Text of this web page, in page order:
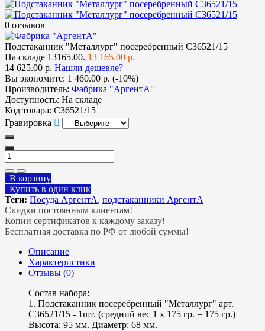
0 отзывов
Подстаканник "Металлург" посеребренный С36521/15
На складе 13165.00. 13 165.00 р.
14 625.00 р. Нашли дешевле?
Вы экономите: 1 460.00 р. (-10%)
Производитель: Фабрика "АргентА"
Доступность: На складе
Код товара: С36521/15
Гравировка
В корзину
Купить в один клик
Теги: Посуда АргентА, подстаканники АргентА
Скидки постоянным клиентам!
Копии сертификатов к каждому заказу!
Бесплатная доставка по РФ от любой суммы!
Описание
Характеристики
Отзывы (0)
Состав набора:
1. Подстаканник посеребренный "Металлург" арт.
С36521/15 - 1шт. (средний вес 1 х 175 гр. = 175 гр.)
Высота: 95 мм. Диаметр: 68 мм.